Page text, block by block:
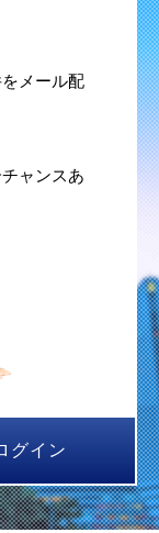
メール配
ャンスあ
グイン